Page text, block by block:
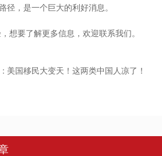
，是一个巨大的利好消息。
想要了解更多信息，欢迎联系我们。
美国移民大变天！这两类中国人凉了！